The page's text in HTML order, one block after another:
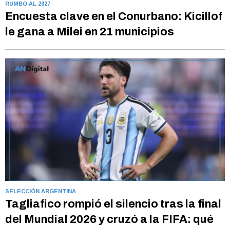
RUMBO AL 2027
Encuesta clave en el Conurbano: Kicillof
le gana a Milei en 21 municipios
SELECCIÓN ARGENTINA
Tagliafico rompió el silencio tras la final
del Mundial 2026 y cruzó a la FIFA: qué